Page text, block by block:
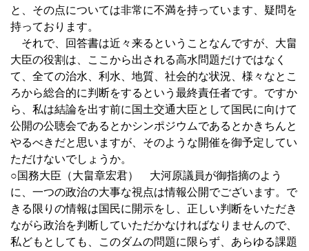
と、その点については非常に不満を持っています、疑問を
持っております。
それで、回答書は近々来るということなんですが、大畠
大臣の役割は、ここから出される高水問題だけではなく
て、全ての治水、利水、地質、社会的な状況、様々なとこ
ろから総合的に判断をするという最終責任者です。ですか
ら、私は結論を出す前に国土交通大臣として国民に向けて
公開の公聴会であるとかシンポジウムであるとかきちんと
やるべきだと思いますが、そのような開催を御予定してい
ただけないでしょうか。
○国務大臣（大畠章宏君） 大河原議員が御指摘のよう
に、一つの政治の大事な視点は情報公開でございます。で
きる限りの情報は国民に開示をし、正しい判断をいただき
ながら政治を判断していただかなければなりませんので、
私どもとしても、このダムの問題に限らず、あらゆる課題